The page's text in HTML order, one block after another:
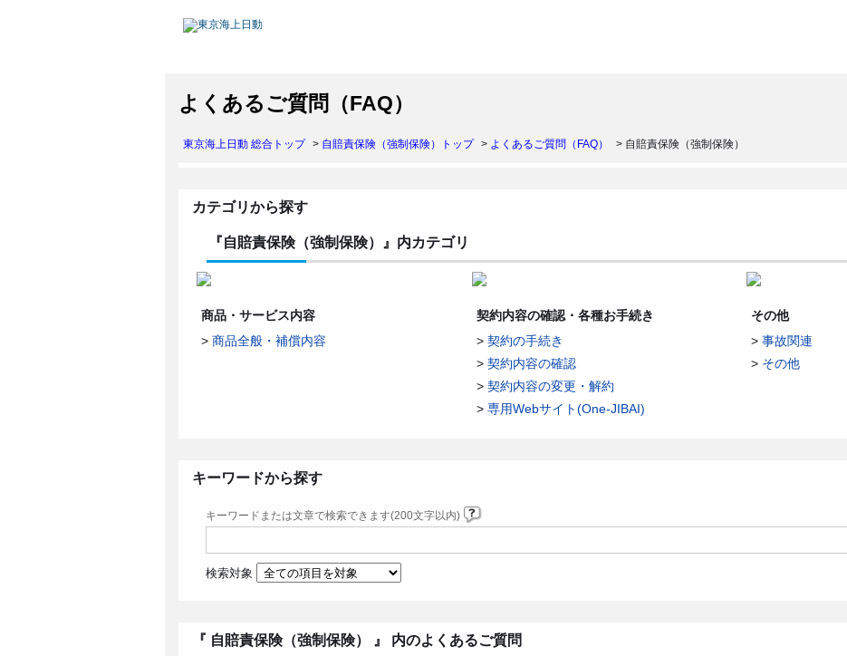
よくあるご質問（FAQ）
東京海上日動 総合トップ > 自賠責保険（強制保険）トップ > よくあるご質問（FAQ） > 自賠責保険（強制保険）
カテゴリから探す
『自賠責保険（強制保険）』内カテゴリ
商品・サービス内容
> 商品全般・補償内容
契約内容の確認・各種お手続き
> 契約の手続き
> 契約内容の確認
> 契約内容の変更・解約
> 専用Webサイト(One-JIBAI)
その他
>事故関連
> その他
キーワードから探す
キーワードまたは文章で検索できます(200文字以内)
検索対象
『 自賠責保険（強制保険） 』 内のよくあるご質問